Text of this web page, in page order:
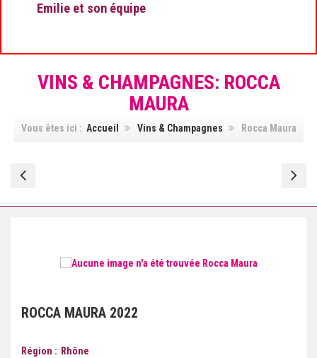
Emilie et son équipe
VINS & CHAMPAGNES: ROCCA
MAURA
Vous êtes ici : Accueil Vins & Champagnes Rocca Maura
Rocca
ROCCA MAURA 2022
Région
Rhône